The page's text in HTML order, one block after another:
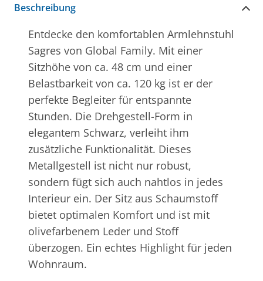
Beschreibung
Entdecke den komfortablen Armlehnstuhl
Sagres von Global Family. Mit einer
Sitzhöhe von ca. 48 cm und einer
Belastbarkeit von ca. 120 kg ist er der
perfekte Begleiter für entspannte
Stunden. Die Drehgestell-Form in
elegantem Schwarz, verleiht ihm
zusätzliche Funktionalität. Dieses
Metallgestell ist nicht nur robust,
sondern fügt sich auch nahtlos in jedes
Interieur ein. Der Sitz aus Schaumstoff
bietet optimalen Komfort und ist mit
olivefarbenem Leder und Stoff
überzogen. Ein echtes Highlight für jeden
Wohnraum.